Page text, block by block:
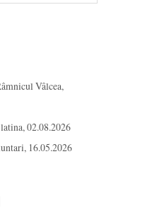
Vâlcea,
02.08.2026
16.05.2026